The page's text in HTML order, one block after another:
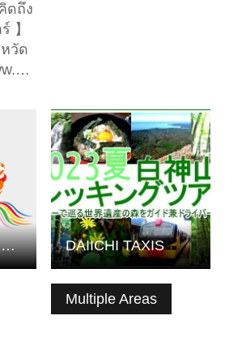
ดถึง
】
วัด
บริษัท อานิแท็กซี่ จำกัดขนาดเล็ก
Multiple Areas
ดูข้อมูลพื้นฐาน
DAIICHI TAXIS